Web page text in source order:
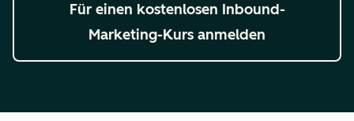
Für einen kostenlosen Inbound-
Marketing-Kurs anmelden